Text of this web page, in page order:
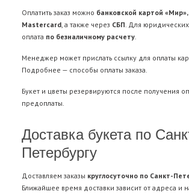
Оплатить заказ можно банковской картой «Мир»,
Mastercard, а также через СБП. Для
оплата по безналичному расчету.
Менеджер может прислать ссылку для оплаты
Подробнее — способы оплаты заказа.
Букет и цветы резервируются после получения
предоплаты.
Доставка букета по
Петербургу
Доставляем заказы круглосуточно по Санкт-
Ближайшее время доставки зависит от адреса и